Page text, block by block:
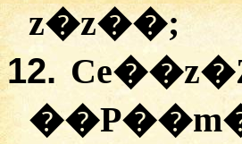
z�z��;
12.